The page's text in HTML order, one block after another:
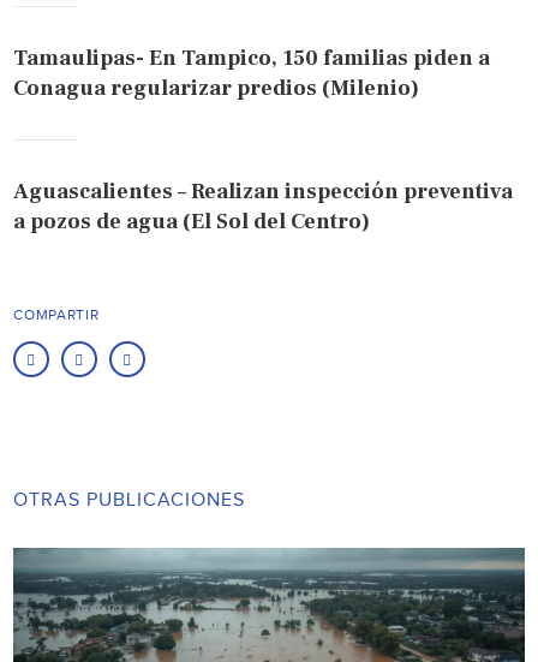
Tamaulipas- En Tampico, 150 familias piden a
Conagua regularizar predios (Milenio)
Aguascalientes – Realizan inspección preventiva
a pozos de agua (El Sol del Centro)
COMPARTIR
OTRAS PUBLICACIONES